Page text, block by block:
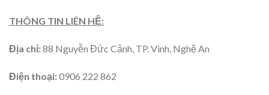
THÔNG TIN LIÊN HỆ:
Địa chỉ:88 Nguyễn Đức Cảnh, TP. Vinh, Nghệ An
Điện thoại:0906 222 862